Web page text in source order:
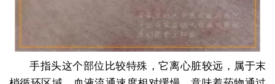
手指头这个部位比较特殊，它离心脏较远，属于末